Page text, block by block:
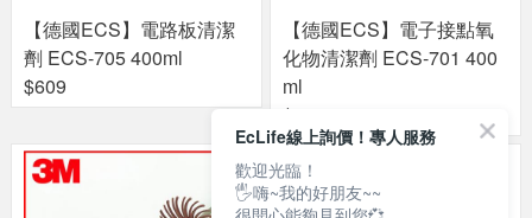
【德國ECS】電路板清潔
劑 ECS-705 400ml
$609
【德國ECS】電子接點氧
化物清潔劑 ECS-701 400
ml
$378
EcLife線上詢價！專人服務
歡迎光臨！
🖐嗨~我的好朋友~~